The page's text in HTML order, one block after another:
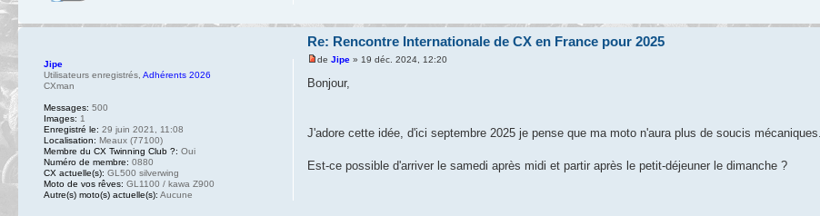
Re: Rencontre Internationale de CX en France pour 2025
deJipe » 19 déc. 2024, 12:20
Bonjour,
J'adore cette idée, d'ici septembre 2025 je pense que ma moto n'aura plus de soucis mécaniques.
Est-ce possible d'arriver le samedi après midi et partir après le petit-déjeuner le dimanche ?
Jipe
Utilisateurs enregistrés Adhérents 2026
CXman
Messages: 500
Images: 1
Enregistré le: 29 juin 2021, 11:08
Localisation: Meaux (77100)
Membre du CX Twinning Club ?: Oui
Numéro de membre: 0880
CX actuelle(s): GL500 silverwing
Moto de vos rêves: GL1100 / kawa Z900
Autre(s) moto(s) actuelle(s): Aucune